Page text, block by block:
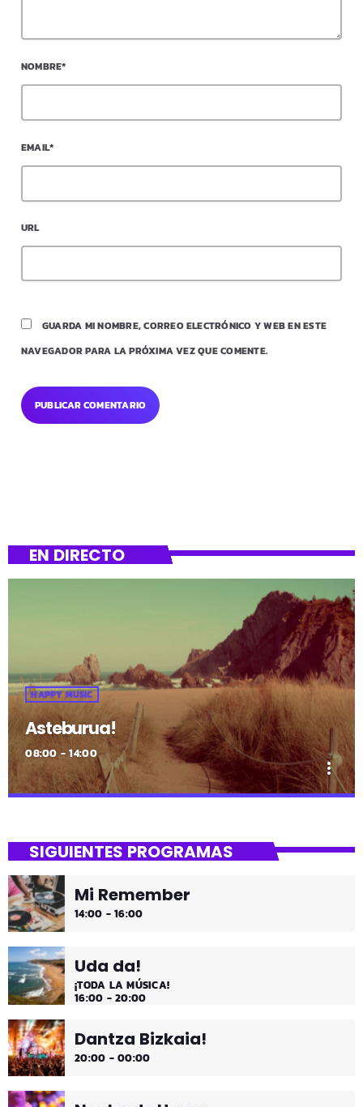
NOMBRE*
EMAIL*
URL
GUARDA MI NOMBRE, CORREO ELECTRÓNICO Y WEB EN ESTE
NAVEGADOR PARA LA PRÓXIMA VEZ QUE COMENTE.
EN DIRECTO
HAPPY MUSIC
Asteburua!
08:00 - 14:00
more_vert
¡Es fin de semana!
¡Música y más música los fines de semana!
SIGUIENTES PROGRAMAS
Mi Remember
14:00 - 16:00
Uda da!
¡TODA LA MÚSICA!
16:00 - 20:00
Dantza Bizkaia!
20:00 - 00:00